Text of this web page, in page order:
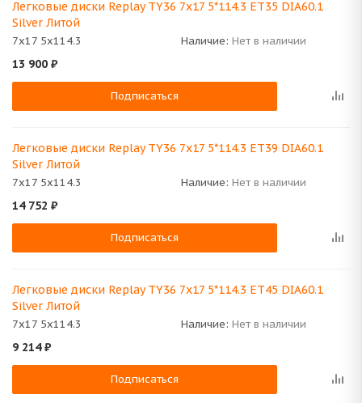
Легковые диски Replay TY36 7x17 5*114.3 ET35 DIA60.1
Silver Литой
7x17 5x114.3 Наличие: Нет в наличии
13 900 ₽
Подписаться
Легковые диски Replay TY36 7x17 5*114.3 ET39 DIA60.1
Silver Литой
7x17 5x114.3 Наличие: Нет в наличии
14 752 ₽
Подписаться
Легковые диски Replay TY36 7x17 5*114.3 ET45 DIA60.1
Silver Литой
7x17 5x114.3 Наличие: Нет в наличии
9 214₽
Подписаться